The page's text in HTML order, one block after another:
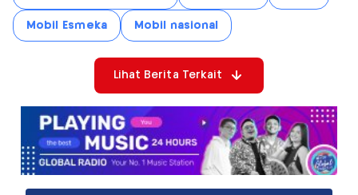
Mobil Esmeka Mobil nasional
Lihat Berita Terkait